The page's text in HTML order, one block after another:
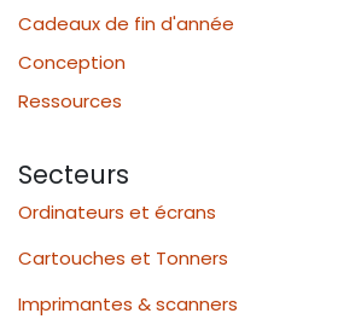
Cadeaux de fin d'année
Conception
Ressources
Secteurs
Ordinateurs et écrans
Cartouches et Tonners
Imprimantes & scanners